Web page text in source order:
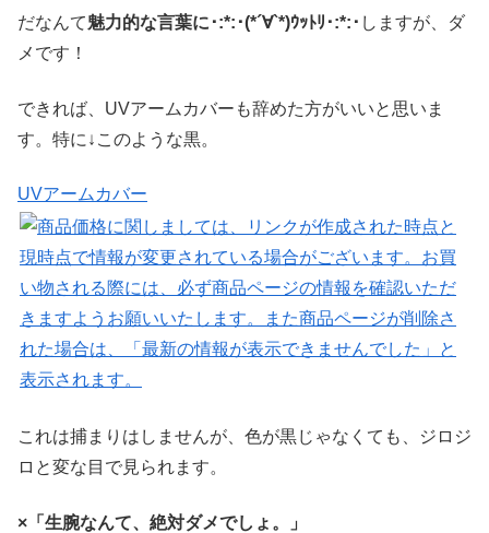
だなんて魅力的な言葉に･:*:･(*´∀`*)ｳｯﾄﾘ･:*:･ しますが、ダ
メです！
できれば、UVアームカバーも辞めた方がいいと思いま
す。特に↓このような黒。
UVアームカバー
これは捕まりはしませんが、色が黒じゃなくても、ジロジ
ロと変な目で見られます。
×「生腕なんて、絶対ダメでしょ。」